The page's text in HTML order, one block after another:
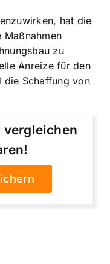
hat die
Maßnahmen
zu
Anreize für den
die Schaffung von